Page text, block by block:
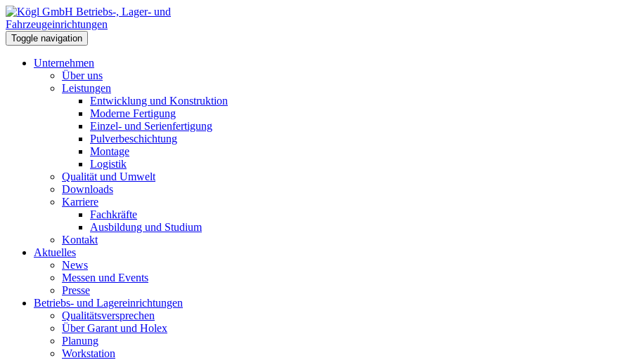
Toggle navigation
Unternehmen
Über uns
Leistungen
Entwicklung und Konstruktion
Moderne Fertigung
Einzel- und Serienfertigung
Pulverbeschichtung
Montage
Logistik
Qualität und Umwelt
Downloads
Karriere
Fachkräfte
Ausbildung und Studium
Kontakt
Aktuelles
News
Messen und Events
Presse
Betriebs- und Lagereinrichtungen
Qualitätsversprechen
Über Garant und Holex
Planung
Workstation